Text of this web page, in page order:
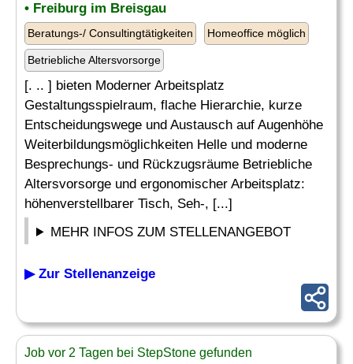
• Freiburg im Breisgau
Beratungs-/ Consultingtätigkeiten Homeoffice möglich
Betriebliche Altersvorsorge
[. .. ] bieten Moderner Arbeitsplatz
Gestaltungsspielraum, flache Hierarchie, kurze
Entscheidungswege und Austausch auf Augenhöhe
Weiterbildungsmöglichkeiten Helle und moderne
Besprechungs- und Rückzugsräume Betriebliche
Altersvorsorge und ergonomischer Arbeitsplatz:
höhenverstellbarer Tisch, Seh-, [...]
MEHR INFOS ZUM STELLENANGEBOT
▶ Zur Stellenanzeige
Job vor 2 Tagen bei StepStone gefunden